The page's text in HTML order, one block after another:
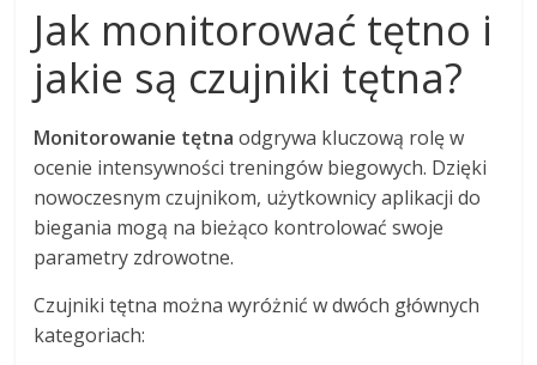
Jak monitorować tętno i
jakie są czujniki tętna?
Monitorowanie tętna odgrywa kluczową rolę w
ocenie intensywności treningów biegowych. Dzięki
nowoczesnym czujnikom, użytkownicy aplikacji do
biegania mogą na bieżąco kontrolować swoje
parametry zdrowotne.
Czujniki tętna można wyróżnić w dwóch głównych
kategoriach: